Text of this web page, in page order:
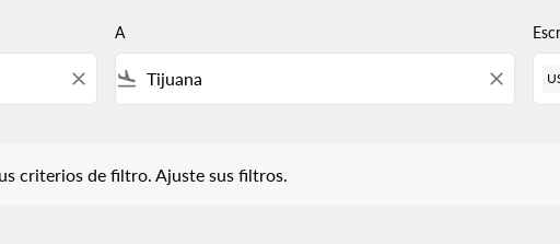
close
A
flight_land close
criterios de filtro. Ajuste sus filtros.